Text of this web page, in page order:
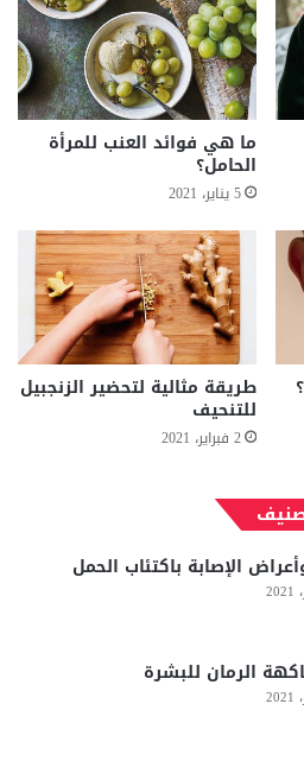
ما هي فوائد العنب للمرأة
الحامل؟
5 يناير، 2021
طريقة مثالية لتحضير الزنجبيل
للتنحيف
2 فبراير، 2021
الإصابة باكتئاب الحمل
الرمان للبشرة